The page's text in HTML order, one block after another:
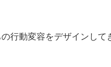
行動変容をデザインし